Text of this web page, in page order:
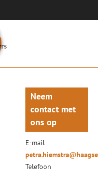
Neem
contact met
ons op
E-mail
Telefoon